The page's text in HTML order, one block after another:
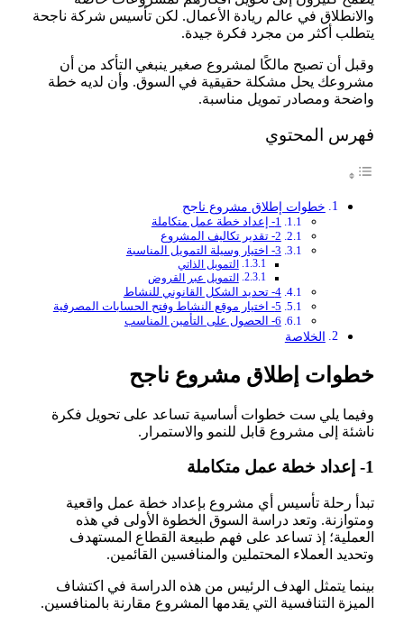
والانطلاق في عالم ريادة الأعمال. لكن تأسيس شركة ناجحة
يتطلب أكثر من مجرد فكرة جيدة.
وقبل أن تصبح مالكًا لمشروع صغير ينبغي التأكد من أن
مشروعك يحل مشكلة حقيقية في السوق. وأن لديه خطة
واضحة ومصادر تمويل مناسبة.
فهرس المحتوي
خطوات إطلاق مشروع ناجح
1- إعداد خطة عمل متكاملة
2- تقدير تكاليف المشروع
3- اختيار وسيلة التمويل المناسبة
التمويل الذاتي
التمويل عبر القروض
4- تحديد الشكل القانوني للنشاط
5- اختيار موقع النشاط وفتح الحسابات المصرفية
6- الحصول على التأمين المناسب
الخلاصة
خطوات إطلاق مشروع ناجح
وفيما يلي ست خطوات أساسية تساعد على تحويل فكرة
ناشئة إلى مشروع قابل للنمو والاستمرار.
1- إعداد خطة عمل متكاملة
تبدأ رحلة تأسيس أي مشروع بإعداد خطة عمل واقعية
ومتوازنة. وتعد دراسة السوق الخطوة الأولى في هذه
العملية؛ إذ تساعد على فهم طبيعة القطاع المستهدف
وتحديد العملاء المحتملين والمنافسين القائمين.
بينما يتمثل الهدف الرئيس من هذه الدراسة في اكتشاف
الميزة التنافسية التي يقدمها المشروع مقارنة بالمنافسين.